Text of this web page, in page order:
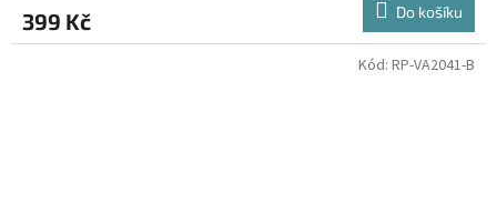
399 Kč Do košíku
Kód: RP-VA2041-B